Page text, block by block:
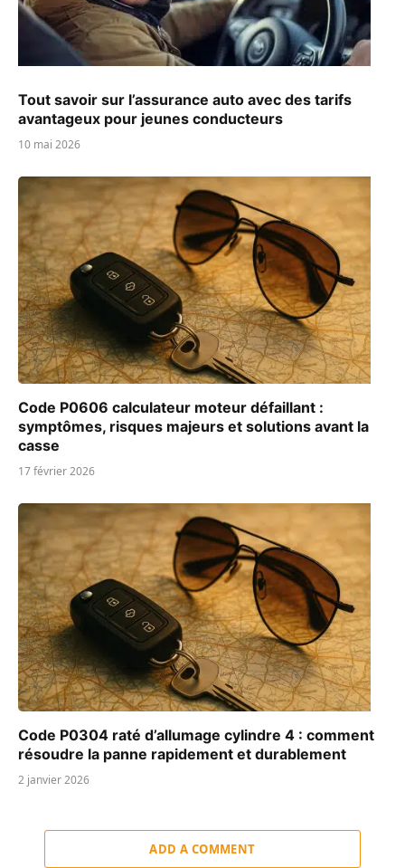
Tout savoir sur l’assurance auto avec des tarifs
avantageux pour jeunes conducteurs
10 mai 2026
Code P0606 calculateur moteur défaillant :
symptômes, risques majeurs et solutions avant la
casse
17 février 2026
Code P0304 raté d’allumage cylindre 4 : comment
résoudre la panne rapidement et durablement
2 janvier 2026
ADD A COMMENT